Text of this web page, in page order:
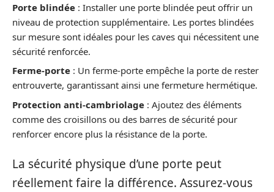
Porte blindée : Installer une porte blindée peut offrir un
niveau de protection supplémentaire. Les portes blindées
sur mesure sont idéales pour les caves qui nécessitent une
sécurité renforcée.
Ferme-porte : Un ferme-porte empêche la porte de rester
entrouverte, garantissant ainsi une fermeture hermétique.
Protection anti-cambriolage : Ajoutez des éléments
comme des croisillons ou des barres de sécurité pour
renforcer encore plus la résistance de la porte.
La sécurité physique d’une porte peut
réellement faire la différence. Assurez-vous